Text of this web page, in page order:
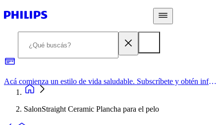
Acá comienza un estilo de vida saludable. Subscríbete y obtén información de primera mano
SalonStraight Ceramic Plancha para el pelo